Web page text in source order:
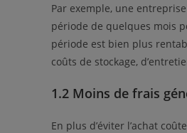
Par exemple, une
période de quelques mois
période est bien plus
coûts de stockage,
1.2 Moins de frais
En plus d’éviter l’achat